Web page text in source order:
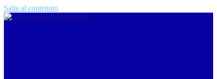
Salta al contenuto